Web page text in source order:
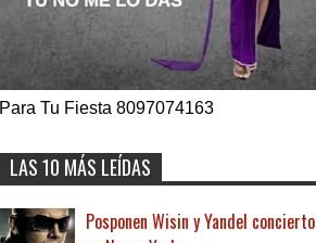
Para Tu Fiesta 8097074163
LAS 10 MÁS LEÍDAS
Posponen Wisin y Yandel concierto